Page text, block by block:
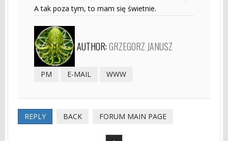
A tak poza tym, to mam się świetnie.
AUTHOR:GRZEGORZ JANUSZ
PM E-MAIL WWW
REPLY BACK FORUM MAIN PAGE